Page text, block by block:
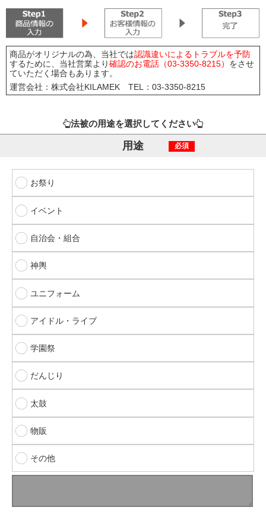
商品がオリジナルの為、当社では認識違いによるトラブルを予防
するために、当社営業より確認のお電話（03-3350-8215） をさせ
ていただく場合もあります。
運営会社：株式会社KILAMEK TEL：03-3350-8215
法被の用途を選択してください
用途 必須
お祭り
イベント
自治会・組合
神輿
ユニフォーム
アイドル・ライブ
学園祭
だんじり
太鼓
物販
その他